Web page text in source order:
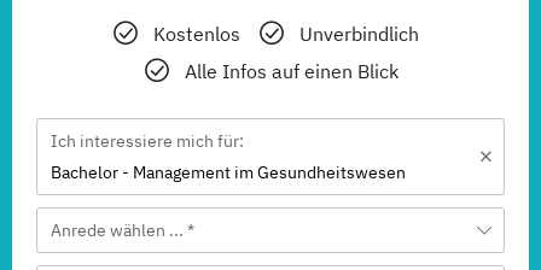
Kostenlos
Unverbindlich
Alle Infos auf einen Blick
Ich interessiere mich für:
Bachelor - Management im Gesundheitswesen
Anrede wählen ... *